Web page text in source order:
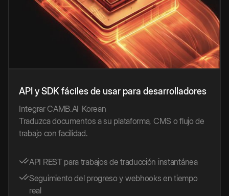
API y SDK fáciles de usar para desarrolladores
Integrar CAMB.AI Korean
Traduzca documentos a su plataforma, CMS o flujo de
trabajo con facilidad.
API REST para trabajos de traducción instantánea
Seguimiento del progreso y webhooks en tiempo
real